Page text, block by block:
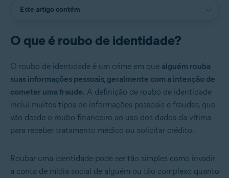
Este artigo contém
O que é roubo de identidade?
O roubo de identidade é um crime em que alguém rouba
suas informações pessoais, geralmente com a intenção de
cometer uma fraude. A definição de roubo de identidade
inclui muitos tipos de informações pessoais e fraudes, que
vão desde o roubo financeiro ao uso dos dados da vítima
para receber tratamento médico ou solicitar crédito.
Roubar uma identidade pode ser tão simples como invadir
a conta de mídia social de alguém ou tão complexo quanto